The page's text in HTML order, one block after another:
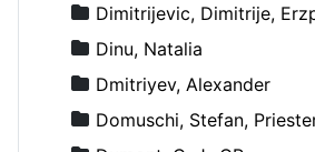
Dimitrijevic, Dimitrije,
Dinu, Natalia
Dmitriyev, Alexander
Domuschi, Stefan,